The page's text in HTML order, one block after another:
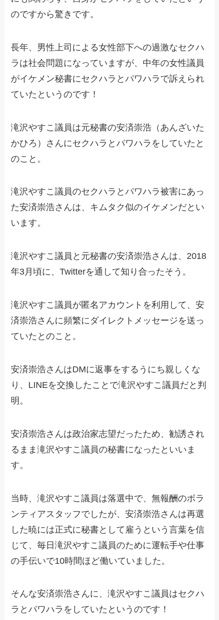
のですから驚きです。
長年、男性上司による女性部下への過激なセクハ
ラは社会問題になっていますが、中年の女性議員
がイケメン秘書にセクハラとパワハラで訴えられ
ていたというのです！
滝沢やすこ議員は元秘書の安済崇浩（あんざいた
かひろ）さんにセクハラとパワハラをしていたと
のこと。
滝沢やすこ議員のセクハラとパワハラ被害にあっ
た安済崇浩さんは、キムタク似のイケメンだとい
います。
滝沢やすこ議員と元秘書の安済崇浩さんは、2018
年3月頃に、Twitterを通して知り合ったそう。
滝沢やすこ議員が匿名アカウントを利用して、安
済崇浩さんに頻繁にダイレクトメッセージを送っ
ていたとのこと。
安済崇浩さんはDMに返事をするうにち親しくな
り、LINEを交換したことで滝沢やすこ議員だと判
明。
安済崇浩さんは政治家志望だったため、勧誘され
るまま滝沢やすこ議員の秘書になったといいま
す。
当時、滝沢やすこ議員は落選中で、無報酬のボラ
ンティアスタッフでしたが、安済崇浩さんは再選
した暁には正式に秘書として雇うという言葉を信
じて、毎日滝沢やすこ議員のために運転手や仕事
の手伝いで10時間ほど働いていました。
そんな安済崇浩さんに、滝沢やすこ議員はセクハ
ラとパワハラをしていたというのです！